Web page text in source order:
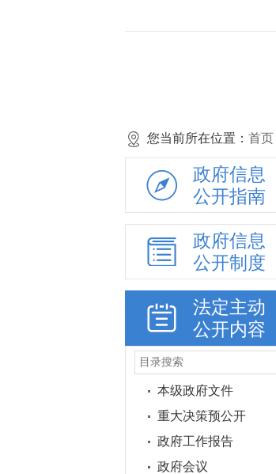
您当前所在位置： 首页
政府信息
公开指南
政府信息
公开制度
法定主动
公开内容
本级政府文件
重大决策预公开
政府工作报告
政府会议